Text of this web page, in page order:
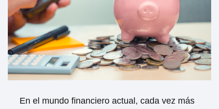
En el mundo financiero actual, cada vez más